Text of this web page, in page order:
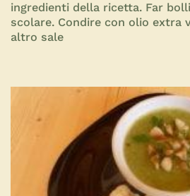
ingredienti della ricetta. Far
scolare. Condire con olio extra
altro sale